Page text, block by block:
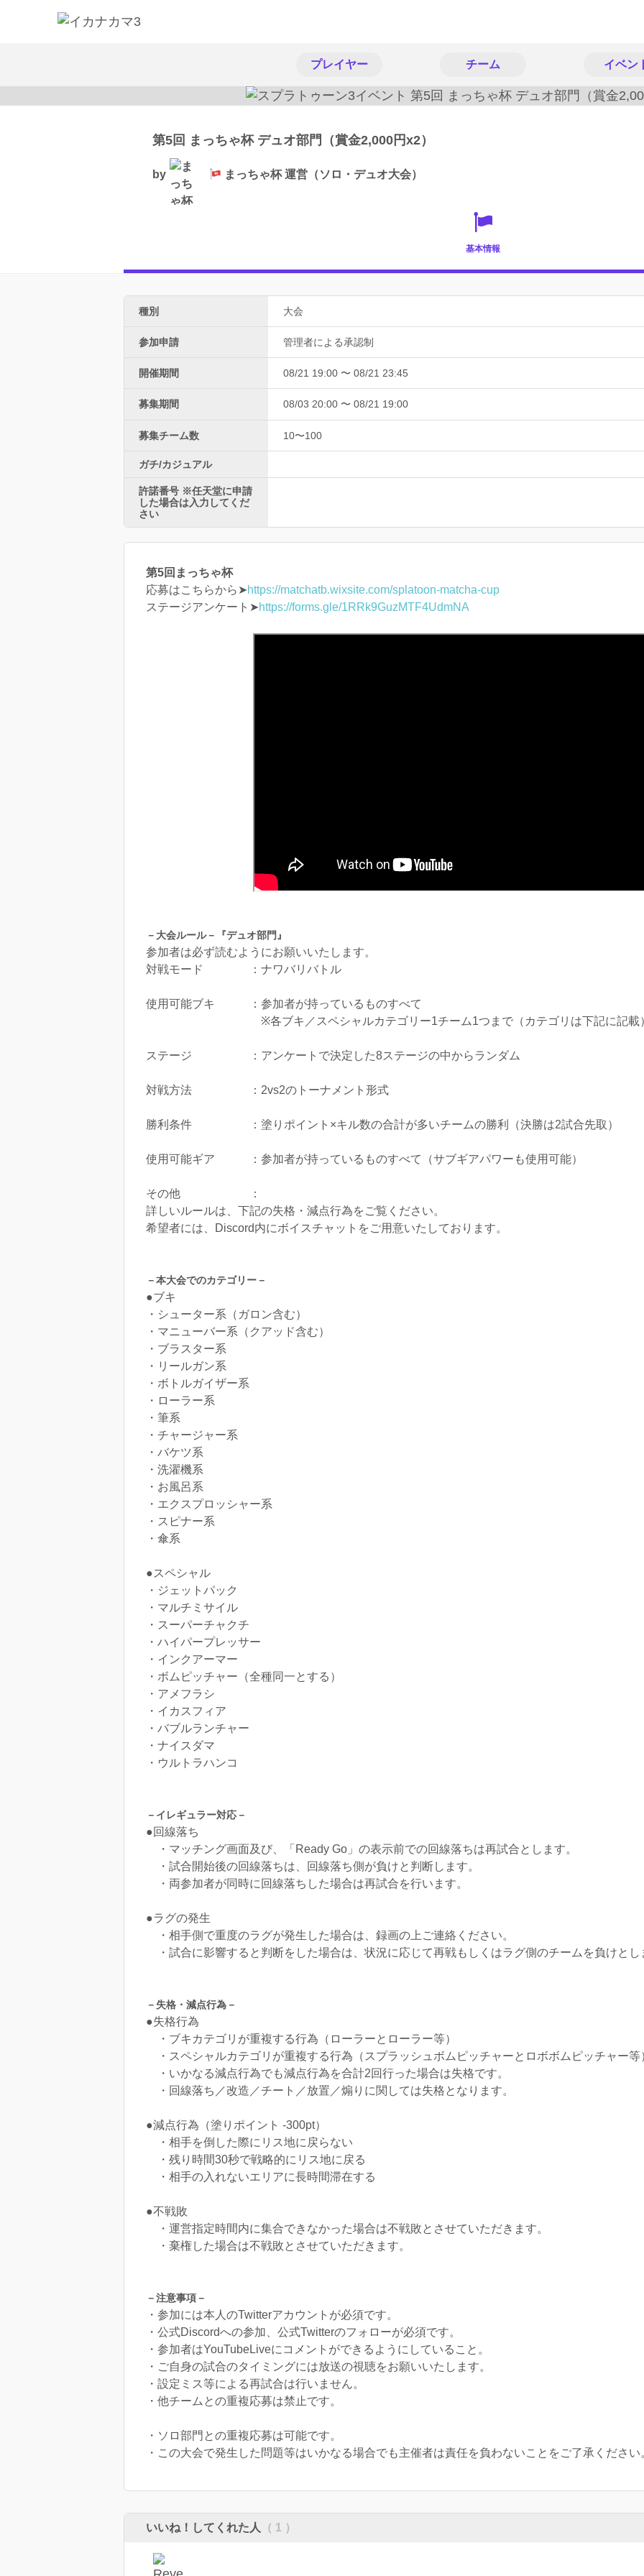
プレイヤー チーム イベン
第5回 まっちゃ杯 デュオ部門（賞金2,000円x2）
by まっちゃ杯 運営（ソロ・デュオ大会）
基本情報
種別 大会
参加申請 管理者による承認制
開催期間 08/21 19:00 〜 08/21 23:45
募集期間 08/03 20:00 〜 08/21 19:00
募集チーム数 10〜100
ガチ/カジュアル
許諾番号 ※任天堂に申請
した場合は入力してくだ
さい
第5回まっちゃ杯
応募はこちらから➤https://matchatb.wixsite.com/splatoon-matcha-cup
ステージアンケート➤https://forms.gle/1RRk9GuzMTF4UdmNA
－大会ルール－『デュオ部門』
参加者は必ず読むようにお願いいたします。
対戦モード ：ナワバリバトル
使用可能ブキ ：参加者が持っているものすべて
※各ブキ／スペシャルカテゴリー1チーム1つまで（カテゴリは下記に記載
​ステージ ：アンケートで決定した8ステージの中からランダム
対戦方法 ：2vs2のトーナメント形式
勝利条件 ：塗りポイント×キル数の合計が多いチームの勝利（決勝は2試合先取）
使用可能ギア ：参加者が持っているものすべて（サブギアパワーも使用可能）
​その他 ：
​詳しいルールは、下記の失格・減点行為をご覧ください。
希望者には、Discord内にボイスチャットをご用意いたしております。
－本大会でのカテゴリー－
​●ブキ
・シューター系（ガロン含む）
・マニューバー系（クアッド含む）
・ブラスター系
・リールガン系
・ボトルガイザー系
・ローラー系
・筆系
・チャージャー系
・バケツ系
・洗濯機系
・お風呂系
・エクスプロッシャー系
・スピナー系
・傘系
​●スペシャル
・ジェットパック
・マルチミサイル
・スーパーチャクチ
・ハイパープレッサー
・インクアーマー
・ボムピッチャー（全種同一とする）
・アメフラシ
・イカスフィア
・バブルランチャー
・ナイスダマ
・ウルトラハンコ
－イレギュラー対応－
●回線落ち
・マッチング画面及び、「Ready Go」の表示前での回線落ちは再試合とします。
・試合開始後の回線落ちは、回線落ち側が負けと判断します。
・両参加者が同時に回線落ちした場合は再試合を行います。
●ラグの発生
・相手側で重度のラグが発生した場合は、録画の上ご連絡ください。
・試合に影響すると判断をした場合は、状況に応じて再戦もしくはラグ側のチームを負けとし
－失格・減点行為－
●失格行為
・ブキカテゴリが重複する行為（ローラーとローラー等）
・スペシャルカテゴリが重複する行為（スプラッシュボムピッチャーとロボボムピッチャー等
・いかなる減点行為でも減点行為を合計2回行った場合は失格です。
・回線落ち／改造／チート／放置／煽りに関しては失格となります。
●減点行為（塗りポイント -300pt）
・相手を倒した際にリス地に戻らない
・残り時間30秒で戦略的にリス地に戻る
​ ・相手の入れないエリアに長時間滞在する
●不戦敗
・運営指定時間内に集合できなかった場合は不戦敗とさせていただきます。
・棄権した場合は不戦敗とさせていただきます。
－注意事項－
・参加には本人のTwitterアカウントが必須です。​
・公式Discordへの参加、公式Twitterのフォローが必須です。
・参加者はYouTubeLiveにコメントができるようにしていること。
・ご自身の試合のタイミングには放送の視聴をお願いいたします。
・設定ミス等による再試合は行いません。
・他チームとの重複応募は禁止です​。
・ソロ部門との重複応募は可能です。
・この大会で発生した問題等はいかなる場合でも主催者は責任を負わないことをご了承ください
いいね！してくれた人 （ 1 ）